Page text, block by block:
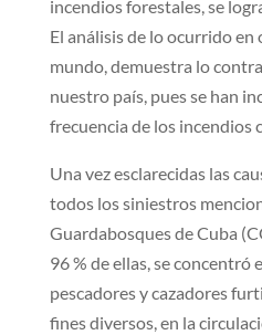
incendios forestales, se
El análisis de lo ocurrido en
mundo, demuestra lo
nuestro país, pues se han
frecuencia de los incendios
Una vez esclarecidas las
todos los siniestros
Guardabosques de Cuba
96 % de ellas, se concentró
pescadores y cazadores
fines diversos, en la